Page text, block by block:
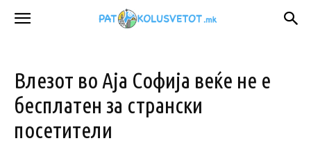
Влезот во Аја Софија веќе не е
бесплатен за странски
посетители